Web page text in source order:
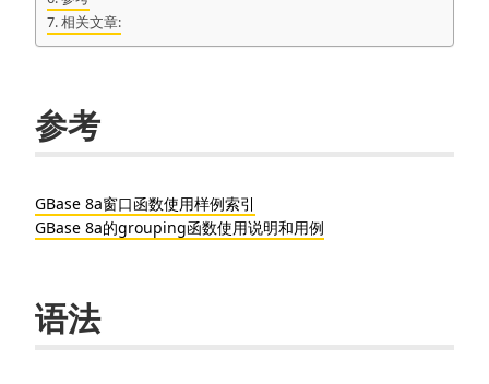
相关文章:
参考
GBase 8a窗口函数使用样例索引
GBase 8a的grouping函数使用说明和用例
语法